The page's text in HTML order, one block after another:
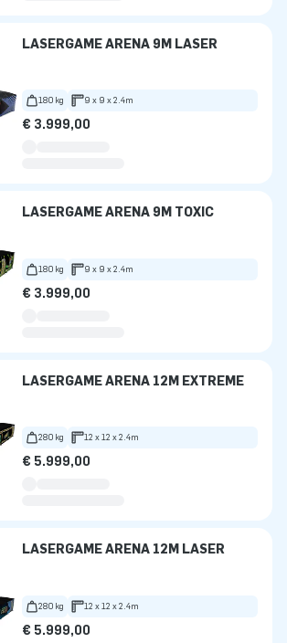
LASERGAME ARENA 9M LASER
180 kg 9 x 9 x 2.4m
€ 3.999,00
LASERGAME ARENA 9M TOXIC
180 kg 9 x 9 x 2.4m
€ 3.999,00
LASERGAME ARENA 12M EXTREME
280 kg 12 x 12 x 2.4m
€ 5.999,00
LASERGAME ARENA 12M LASER
280 kg 12 x 12 x 2.4m
€ 5.999,00